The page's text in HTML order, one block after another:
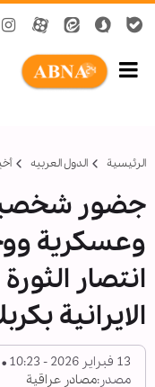
الرئيسية الدول العربیه
جضور
وعسكرية
انتصار
الايرانية
13 فبراير 2026 - 10:23
مصدر:مصادر عراقية